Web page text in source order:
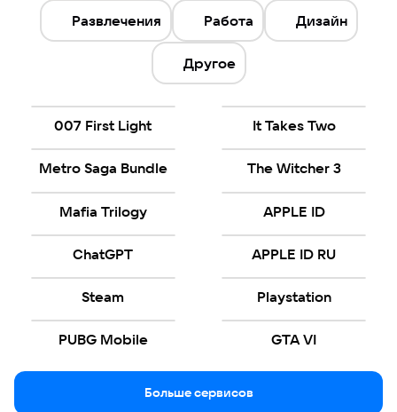
Развлечения Работа Дизайн
Другое
007 First Light It Takes Two
Metro Saga Bundle The Witcher 3
Mafia Trilogy APPLE ID
ChatGPT APPLE ID RU
Steam Playstation
PUBG Mobile GTA VI
Больше сервисов